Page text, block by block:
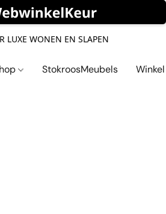
LUXE WONEN EN SLAPEN
StokroosMeubels